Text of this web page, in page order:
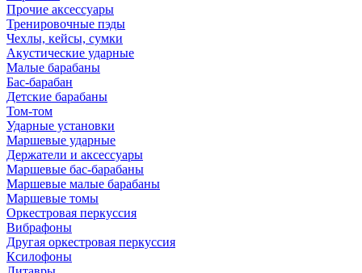
Прочие аксессуары
Тренировочные пэды
Чехлы, кейсы, сумки
Акустические ударные
Mалые барабаны
Бас-барабан
Детские барабаны
Том-том
Ударные установки
Маршевые ударные
Держатели и аксессуары
Маршевые бас-барабаны
Маршевые малые барабаны
Маршевые томы
Оркестровая перкуссия
Вибрафоны
Другая оркестровая перкуссия
Ксилофоны